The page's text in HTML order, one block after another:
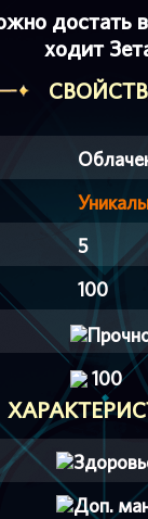
достать
ходит
5
100
100